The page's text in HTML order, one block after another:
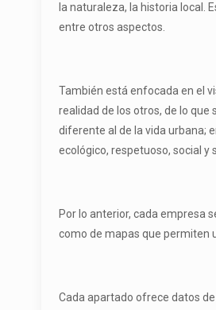
la naturaleza, la historia local.
entre otros aspectos.
También está enfocada en el
realidad de los otros, de lo
diferente al de la vida urbana;
ecológico, respetuoso, social y
Por lo anterior, cada empresa
como de mapas que permiten
Cada apartado ofrece datos